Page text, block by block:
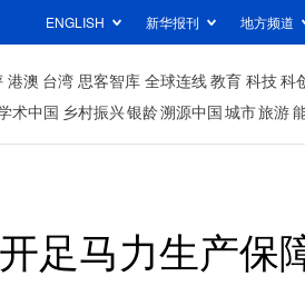
ENGLISH 新华报刊 地方频道
港澳 台湾 思客智库 全球连线教育 科技科
术中国 乡村振兴银龄溯源中国城市旅游
足马力生产保